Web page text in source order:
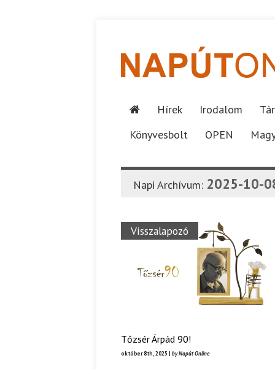
Hírek Irodalom
Könyvesbolt
OPEN
Napi Archívum: 2025-10-
Visszalapozó
Tőzsér Árpád 90!
október 8th, 2025 | by Napút Online